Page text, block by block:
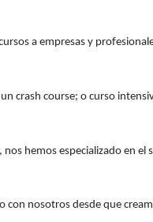
a empresas y
crash course; o curso
hemos especializado en el
nosotros desde que